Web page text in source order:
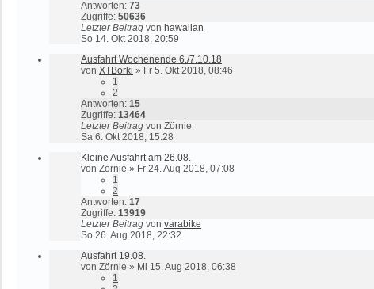
Antworten: 73
Zugriffe: 50636
Letzter Beitrag von hawaiian
So 14. Okt 2018, 20:59
Ausfahrt Wochenende 6./7.10.18
von XTBorki » Fr 5. Okt 2018, 08:46
1
2
Antworten: 15
Zugriffe: 13464
Letzter Beitrag von Zörnie
Sa 6. Okt 2018, 15:28
Kleine Ausfahrt am 26.08.
von Zörnie » Fr 24. Aug 2018, 07:08
1
2
Antworten: 17
Zugriffe: 13919
Letzter Beitrag von varabike
So 26. Aug 2018, 22:32
Ausfahrt 19.08.
von Zörnie » Mi 15. Aug 2018, 06:38
1